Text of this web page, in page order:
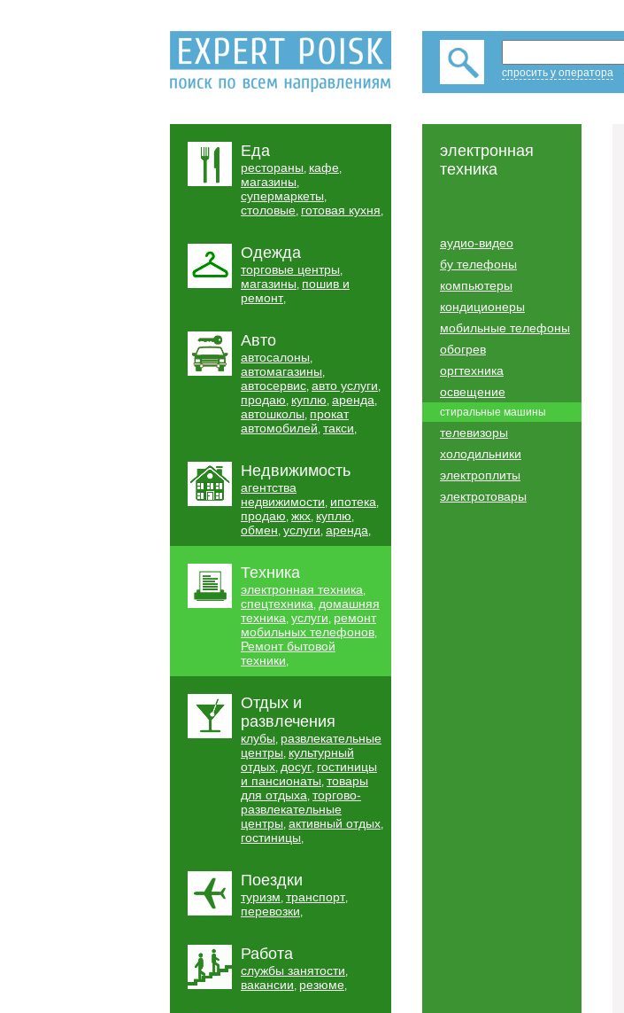
спросить у оператора
Еда
рестораны, кафе,
магазины,
супермаркеты,
столовые, готовая кухня,
Одежда
торговые центры,
магазины, пошив и
ремонт,
Авто
автосалоны,
автомагазины,
автосервис, авто услуги,
продаю, куплю, аренда,
автошколы, прокат
автомобилей, такси,
Недвижимость
агентства
недвижимости, ипотека,
продаю, жкх, куплю,
обмен, услуги, аренда,
Техника
электронная техника,
спецтехника, домашняя
техника, услуги, ремонт
мобильных телефонов,
Ремонт бытовой
техники,
Отдых и
развлечения
клубы, развлекательные
центры, культурный
отдых, досуг, гостиницы
и пансионаты, товары
для отдыха, торгово-
развлекательные
центры, активный отдых,
гостиницы,
Поездки
туризм, транспорт,
перевозки,
Работа
службы занятости,
вакансии, резюме,
электронная
техника
аудио-видео
бу телефоны
компьютеры
кондиционеры
мобильные телефоны
обогрев
оргтехника
освещение
стиральные машины
телевизоры
холодильники
электроплиты
электротовары